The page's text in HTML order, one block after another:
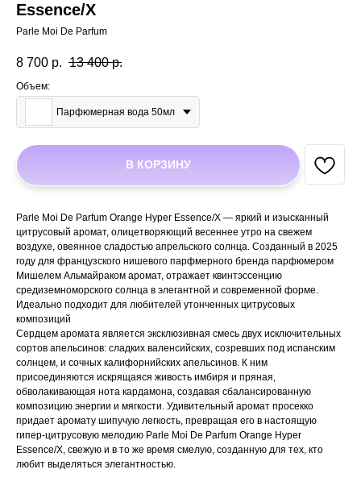
Essence/X
Parle Moi De Parfum
8 700 р. 13 400 р.
Объем:
Парфюмерная вода 50мл
В КОРЗИНУ
Parle Moi De Parfum Orange Hyper Essence/X — яркий и изысканный
цитрусовый аромат, олицетворяющий весеннее утро на свежем
воздухе, овеянное сладостью апрельского солнца. Созданный в 2025
году для французского нишевого парфмерного бренда парфюмером
Мишелем Альмайраком аромат, отражает квинтэссенцию
средиземноморского солнца в элегантной и современной форме.
Идеально подходит для любителей утонченных цитрусовых
композиций
Сердцем аромата является эксклюзивная смесь двух исключительных
сортов апельсинов: сладких валенсийских, созревших под испанским
солнцем, и сочных калифорнийских апельсинов. К ним
присоединяются искрящаяся живость имбиря и пряная,
обволакивающая нота кардамона, создавая сбалансированную
композицию энергии и мягкости. Удивительный аромат просекко
придает аромату шипучую легкость, превращая его в настоящую
гипер-цитрусовую мелодию Parle Moi De Parfum Orange Hyper
Essence/X, свежую и в то же время смелую, созданную для тех, кто
любит выделяться элегантностью.